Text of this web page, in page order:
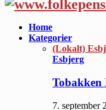
Home
Kategorier
(Lokalt)
Esbjerg
Tobakken
7. september